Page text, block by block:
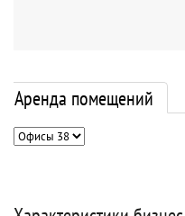
Аренда помещений